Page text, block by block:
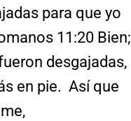
para que yo
11:20 Bien;
desgajadas,
en pie. Así que